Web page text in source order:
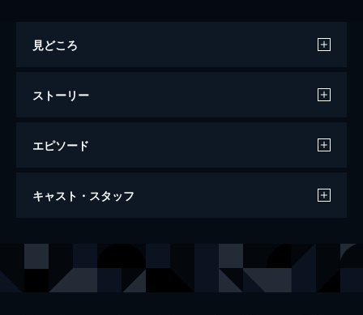
見どころ
ストーリー
エピソード
第１話
女は妊娠していることが判明するが、何も語
数人の女性が到着し...。
キャスト・スタッフ
アル・パーカー